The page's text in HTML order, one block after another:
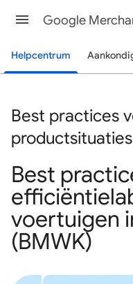
Helpcentrum
Best practices
productsituaties
Best
voertuigen
(BMWK)